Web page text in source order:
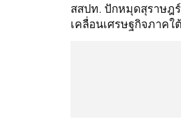
สสปท. ปักหมุดสุราษฎร์
เคลื่อนเศรษฐกิจภาคใต้